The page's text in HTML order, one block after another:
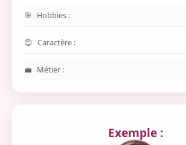
Hobbies :
Caractère :
Métier :
Exemple :